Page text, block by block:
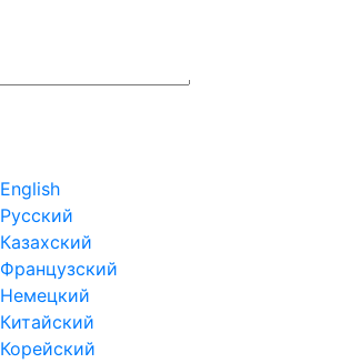
English
Русский
Казахский
Французский
Немецкий
Китайский
Корейский